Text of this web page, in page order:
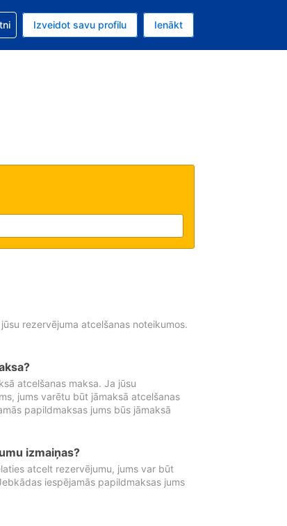
ir ASV dolārs.
valoda ir Latviski.
saistībā ar savu rezervējumu.
Izveidot savu profilu Ienākt
rezervējuma atcelšanas noteikumos.
atcelšanas maksa. Ja jūsu
jums varētu būt jāmaksā atcelšanas
papildmaksas jums būs jāmaksā
izmaiņas?
atcelt rezervējumu, jums var būt
iespējamās papildmaksas jums